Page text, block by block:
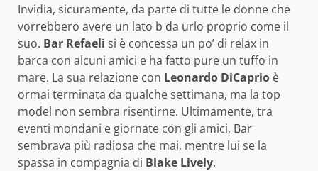
Invidia, sicuramente, da parte di tutte le donne che
vorrebbero avere un lato b da urlo proprio come il
suo. Bar Refaeli si è concessa un po’ di relax in
barca con alcuni amici e ha fatto pure un tuffo in
mare. La sua relazione con Leonardo DiCaprio è
ormai terminata da qualche settimana, ma la top
model non sembra risentirne. Ultimamente, tra
eventi mondani e giornate con gli amici, Bar
sembrava più radiosa che mai, mentre lui se la
spassa in compagnia di Blake Lively.